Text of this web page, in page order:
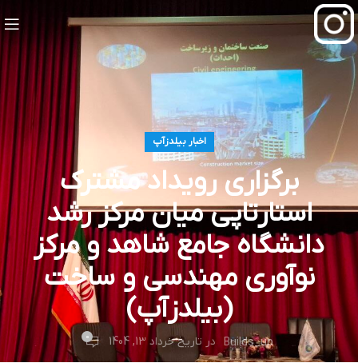
اخبار بیلدزآپ
برگزاری رویداد مشترک
استارتاپی میان مرکز رشد
دانشگاه جامع شاهد و مرکز
نوآوری مهندسی و ساخت
(بیلدزآپ)
Builds_up در تاریخ خرداد 13, 1404 0